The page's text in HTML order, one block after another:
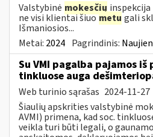
Valstybinė mokesčių
ne visi klientai šiuometu gali
Išmaniosios...
Metai: 2024 Pagrindinis:
Su VMI pagalba pajamos iš
tinkluose auga
Web turinio sąrašas 2024-11-27
Šiaulių apskrities valstybinė
AVMI) primena, kad soc.
veikla turi būti legali, o